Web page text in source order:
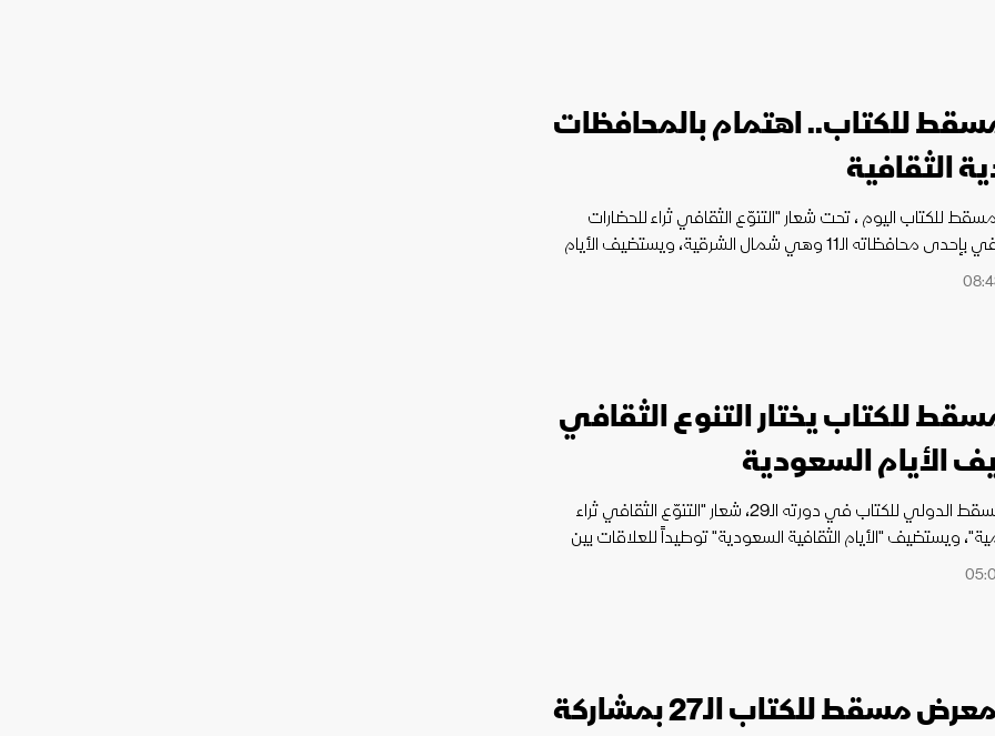
للكتاب.. اهتمام بالمحافظات
الثقافية
للكتاب اليوم ، تحت شعار "التنوّع الثقافي ثراء للحضارات
العالمية" ويحتفي بإحدى محافظاته الـ11 وهي شمال الشرقية، ويستضيف الأيام
للكتاب يختار التنوع الثقافي
الأيام السعودية
يرفع معرض مسقط الدولي للكتاب في دورته الـ29، شعار "التنوّع الثقافي ثراء
ويستضيف "الأيام الثقافية السعودية" توطيداً للعلاقات بين
انطلاق معرض مسقط للكتاب الـ27 بمشاركة